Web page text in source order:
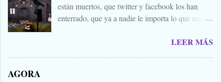
están muertos, que twitter y facebook los han
enterrado, que ya a nadie le importa lo que aquí
levantar nuestros blogs, sean vivos, muertos, o
LEER MÁS
AGORA